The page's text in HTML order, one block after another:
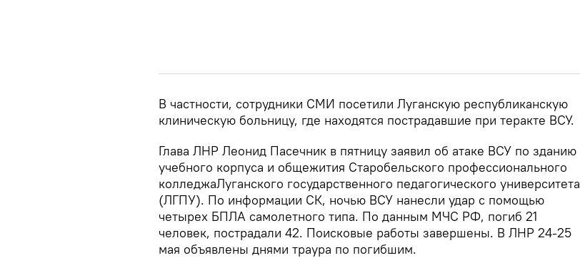
В частности, сотрудники СМИ посетили Луганскую республиканскую
клиническую больницу, где находятся пострадавшие при теракте ВСУ.
Глава ЛНР Леонид Пасечник в пятницу заявил об атаке ВСУ по зданию
учебного корпуса и общежития Старобельского профессионального
колледжаЛуганского государственного педагогического университета
(ЛГПУ). По информации СК, ночью ВСУ нанесли удар с помощью
четырех БПЛА самолетного типа. По данным МЧС РФ, погиб 21
человек, пострадали 42. Поисковые работы завершены. В ЛНР 24-25
мая объявлены днями траура по погибшим.